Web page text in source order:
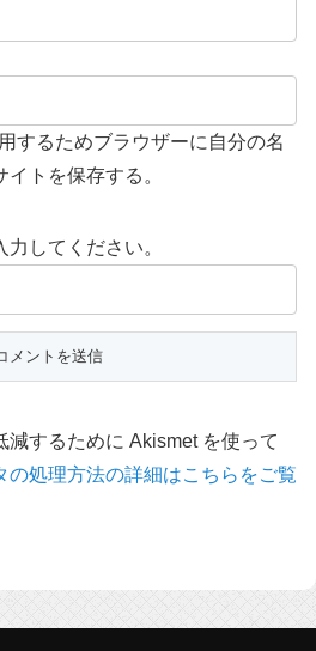
するためブラウザーに自分の名
トを保存する。
してください。
減するために Akismet を使って
の処理方法の詳細はこちらをご覧